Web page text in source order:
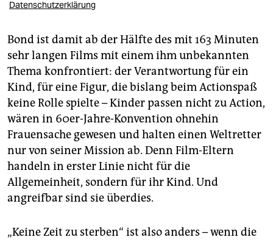
Datenschutzerklärung
Bond ist damit ab der Hälfte des mit 163 Minuten
sehr langen Films mit einem ihm unbekannten
Thema konfrontiert: der Verantwortung für ein
Kind, für eine Figur, die bislang beim Actionspaß
keine Rolle spielte – Kinder passen nicht zu Action,
wären in 60er-Jahre-Konvention ohnehin
Frauensache gewesen und halten einen Weltretter
nur von seiner Mission ab. Denn Film-Eltern
handeln in erster Linie nicht für die
Allgemeinheit, sondern für ihr Kind. Und
angreifbar sind sie überdies.
„Keine Zeit zu sterben“ ist also anders – wenn die